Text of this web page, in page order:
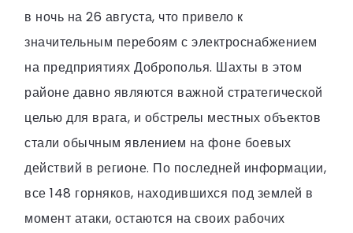
в ночь на 26 августа, что привело к
значительным перебоям с электроснабжением
на предприятиях Доброполья. Шахты в этом
районе давно являются важной стратегической
целью для врага, и обстрелы местных объектов
стали обычным явлением на фоне боевых
действий в регионе. По последней информации,
все 148 горняков, находившихся под землей в
момент атаки, остаются на своих рабочих